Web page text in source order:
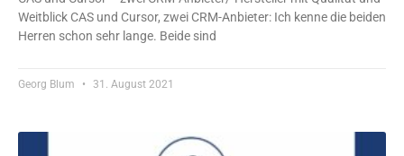
Weitblick CAS und Cursor, zwei CRM-Anbieter: Ich kenne die beiden
Herren schon sehr lange. Beide sind
Georg Blum 31. August 2021